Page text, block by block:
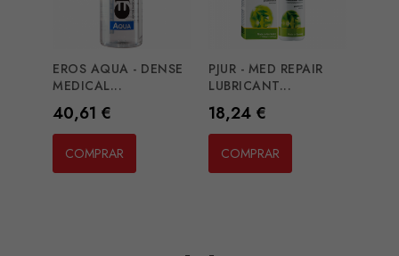
EROS AQUA - DENSE
MEDICAL...
Preço
40,61 €
COMPRAR
PJUR - MED REPAIR
LUBRICANT...
Preço
18,24 €
COMPRAR